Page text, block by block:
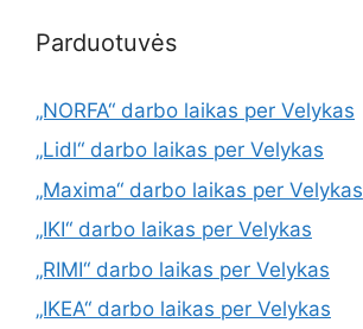
Parduotuvės
„NORFA“ darbo laikas per Velykas
„Lidl“ darbo laikas per Velykas
„Maxima“ darbo laikas per Velykas
„IKI“ darbo laikas per Velykas
„RIMI“ darbo laikas per Velykas
„IKEA“ darbo laikas per Velykas